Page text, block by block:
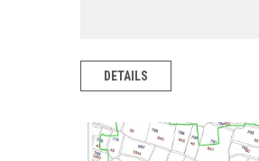
DETAILS